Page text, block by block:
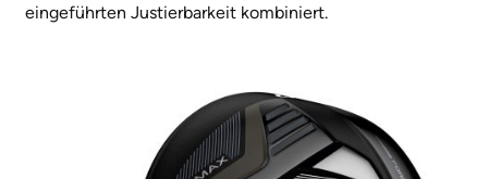
eingeführten Justierbarkeit kombiniert.